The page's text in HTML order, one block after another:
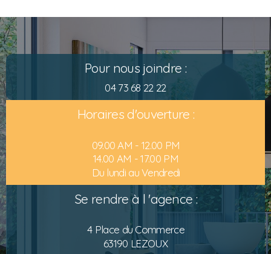
Pour nous joindre :
04 73 68 22 22
Horaires d'ouverture :
09.00 AM - 12.00 PM
14.00 AM - 17.00 PM
Du lundi au Vendredi
Se rendre à l 'agence :
4 Place du Commerce
63190 LEZOUX